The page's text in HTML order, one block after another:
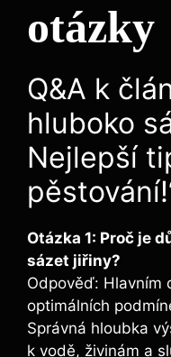
otázky
Q&A k
hluboko
Nejlepší
Otázka 1: Proč je
sázet ‌jiřiny?
Odpověď: Hlavním
optimálních
Správná hloubka
k vodě, živinám a